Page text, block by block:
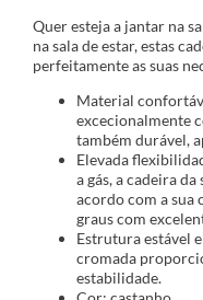
Quer esteja a jantar na
na sala de estar, estas
perfeitamente as suas
Material
excecionalmente
também durável,
Elevada
a gás, a cadeira
acordo com a sua
graus com
Estrutura estável
cromada
estabilidade.